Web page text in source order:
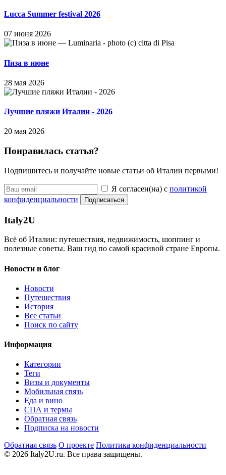
Lucca Summer festival 2026
07 июня 2026
Пиза в июне
28 мая 2026
Лучшие пляжи Италии - 2026
20 мая 2026
Понравилась статья?
Подпишитесь и получайте новые статьи об Италии первыми!
Я согласен(на) с политикой
конфиденциальности
Подписаться
Italy2U
Всё об Италии: путешествия, недвижимость, шоппинг и
полезные советы. Ваш гид по самой красивой стране Европы.
Новости и блог
Новости
Путешествия
История
Все статьи
Поиск по сайту
Информация
Категории
Теги
Визы и документы
Мобильная связь
Еда и вино
СПА и термы
Обратная связь
Подписка на новости
Обратная связь О проекте Политика конфиденциальности
© 2026 Italy2U.ru. Все права защищены.